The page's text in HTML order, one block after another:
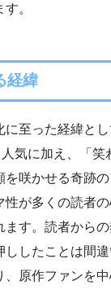
。
経緯
に至った経緯と
気に加え、「笑
を咲かせる奇跡
性が多くの読者
ます。読者から
ししたことは間
、原作ファンを